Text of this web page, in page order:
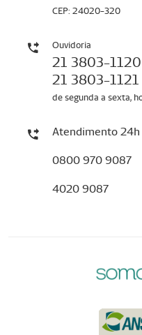
CEP: 24020-320
Ouvidoria
21 3803-1120
21 3803-1121
de segunda a sexta,
Atendimento 24h
0800 970 9087
4020 9087